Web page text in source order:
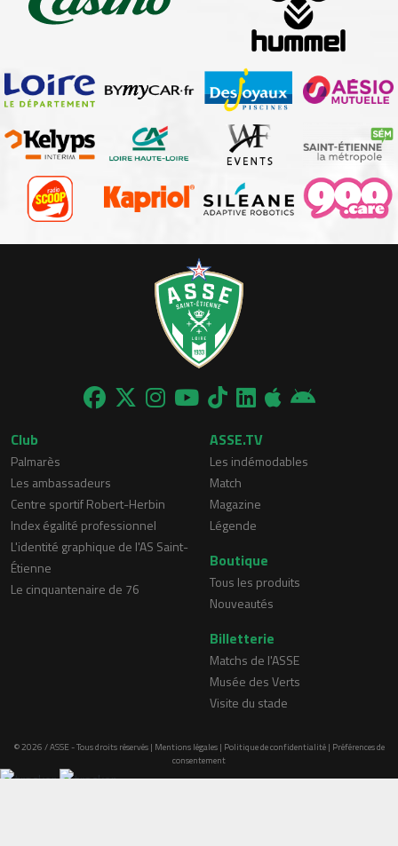
Club
Palmarès
Les ambassadeurs
Centre sportif Robert-Herbin
Index égalité professionnel
L'identité graphique de l'AS Saint-
Étienne
Le cinquantenaire de 76
ASSE.TV
Les indémodables
Match
Magazine
Légende
Boutique
Tous les produits
Nouveautés
Billetterie
Matchs de l'ASSE
Musée des Verts
Visite du stade
© 2026 / ASSE - Tous droits réservés | Mentions légales| Politique de confidentialité| Préférences de
consentement